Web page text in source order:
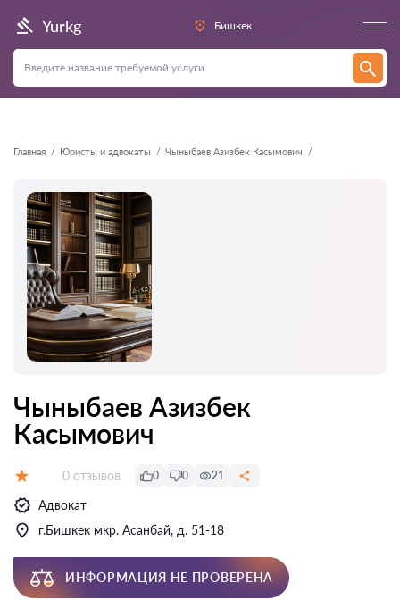
Yurkg Бишкек
Главная Юристы и адвокаты Чыныбаев Азизбек Касымович
Назад
Чыныбаев Азизбек
Касымович
Отзывов:
0 отзывов 0 0 21
Адвокат
г.Бишкек мкр. Асанбай, д. 51-18
ИНФОРМАЦИЯ НЕ ПРОВЕРЕНА